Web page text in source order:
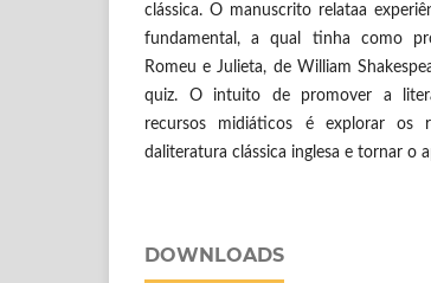
clássica. O manuscrito relataa
fundamental, a qual tinha como
Romeu e Julieta, de William
quiz. O intuito de promover a
recursos midiáticos é explorar
daliteratura clássica inglesa e tornar o
DOWNLOADS